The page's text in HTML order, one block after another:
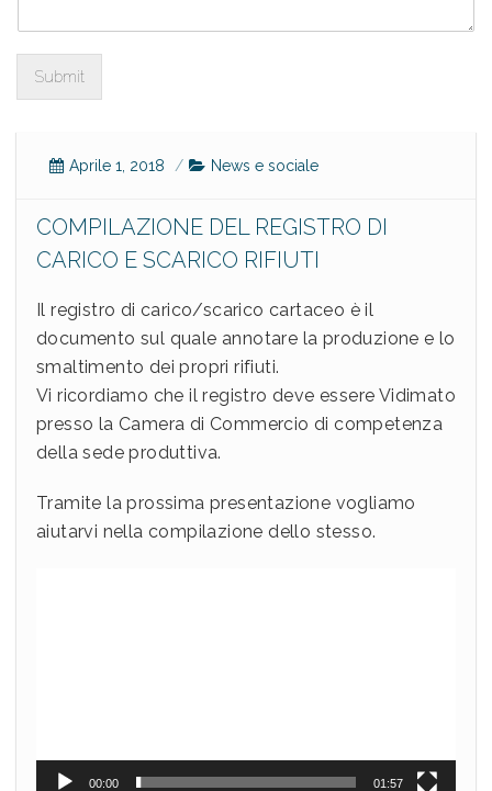
Submit
Aprile 1, 2018 News e sociale
COMPILAZIONE DEL REGISTRO DI
CARICO E SCARICO RIFIUTI
Il registro di carico/scarico cartaceo è il
documento sul quale annotare la produzione e lo
smaltimento dei propri rifiuti.
Vi ricordiamo che il registro deve essere Vidimato
presso la Camera di Commercio di competenza
della sede produttiva.
Tramite la prossima presentazione vogliamo
aiutarvi nella compilazione dello stesso.
00:00 01:57